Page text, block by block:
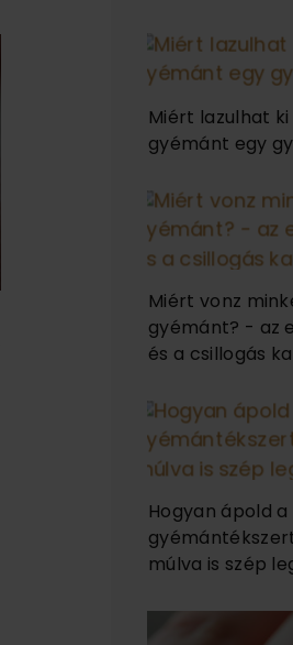
Miért lazulhat
gyémánt egy
Miért vonz
gyémánt? - az
és a csillogás
Hogyan ápold a
múlva is szép